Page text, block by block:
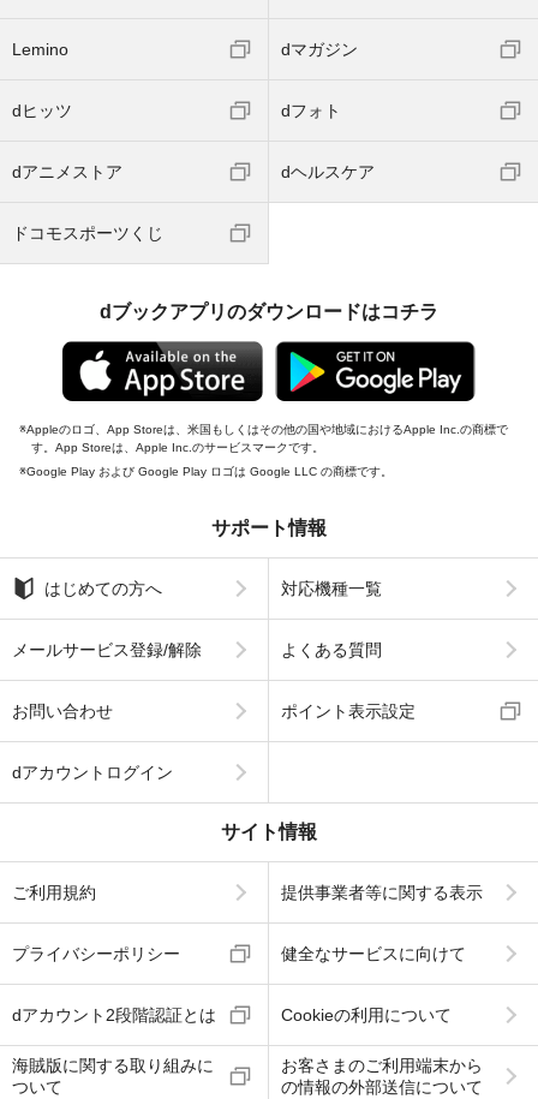
Lemino dマガジン
dヒッツ dフォト
dアニメストア dヘルスケア
ドコモスポーツくじ
dブックアプリのダウンロードはコチラ
Appleのロゴ、App Storeは、米国もしくはその他の国や地域におけるApple Inc.の商標で
す。App Storeは、Apple Inc.のサービスマークです。
Google Play および Google Play ロゴは Google LLC の商標です。
サポート情報
はじめての方へ 対応機種一覧
メールサービス登録/解除 よくある質問
お問い合わせ ポイント表示設定
dアカウントログイン
サイト情報
ご利用規約 提供事業者等に関する表示
プライバシーポリシー 健全なサービスに向けて
dアカウント2段階認証とは Cookieの利用について
海賊版に関する取り組みに
ついて
お客さまのご利用端末から
の情報の外部送信について